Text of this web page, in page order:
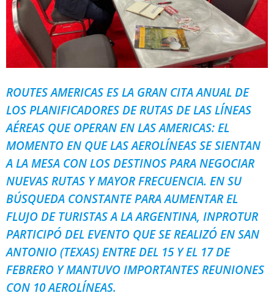
ROUTES AMERICAS ES LA GRAN CITA ANUAL DE
LOS PLANIFICADORES DE RUTAS DE LAS LÍNEAS
AÉREAS QUE OPERAN EN LAS AMERICAS: EL
MOMENTO EN QUE LAS AEROLÍNEAS SE SIENTAN
A LA MESA CON LOS DESTINOS PARA NEGOCIAR
NUEVAS RUTAS Y MAYOR FRECUENCIA. EN SU
BÚSQUEDA CONSTANTE PARA AUMENTAR EL
FLUJO DE TURISTAS A LA ARGENTINA, INPROTUR
PARTICIPÓ DEL EVENTO QUE SE REALIZÓ EN SAN
ANTONIO (TEXAS) ENTRE DEL 15 Y EL 17 DE
FEBRERO Y MANTUVO IMPORTANTES REUNIONES
CON 10 AEROLÍNEAS.